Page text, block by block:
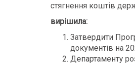
стягнення коштів
вирішила:
Затвердити
документів на
Департаменту